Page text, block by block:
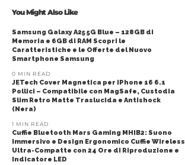
You Might Also Like
Samsung Galaxy A25 5G Blue – 128GB di
Memoria e 6GB di RAM Scopri le
Caratteristiche e le Offerte del Nuovo
Smartphone Samsung
0 MIN READ
JETech Cover Magnetica per iPhone 16 6.1
Pollici – Compatibile con MagSafe, Custodia
Slim Retro Matte Traslucida e Antishock
(Nera)
1 MIN READ
Cuffie Bluetooth Mars Gaming MHIB2: Suono
Immersivo e Design Ergonomico Cuffie Wireless
Ultra-Compatte con 24 Ore di Riproduzione e
Indicatore LED